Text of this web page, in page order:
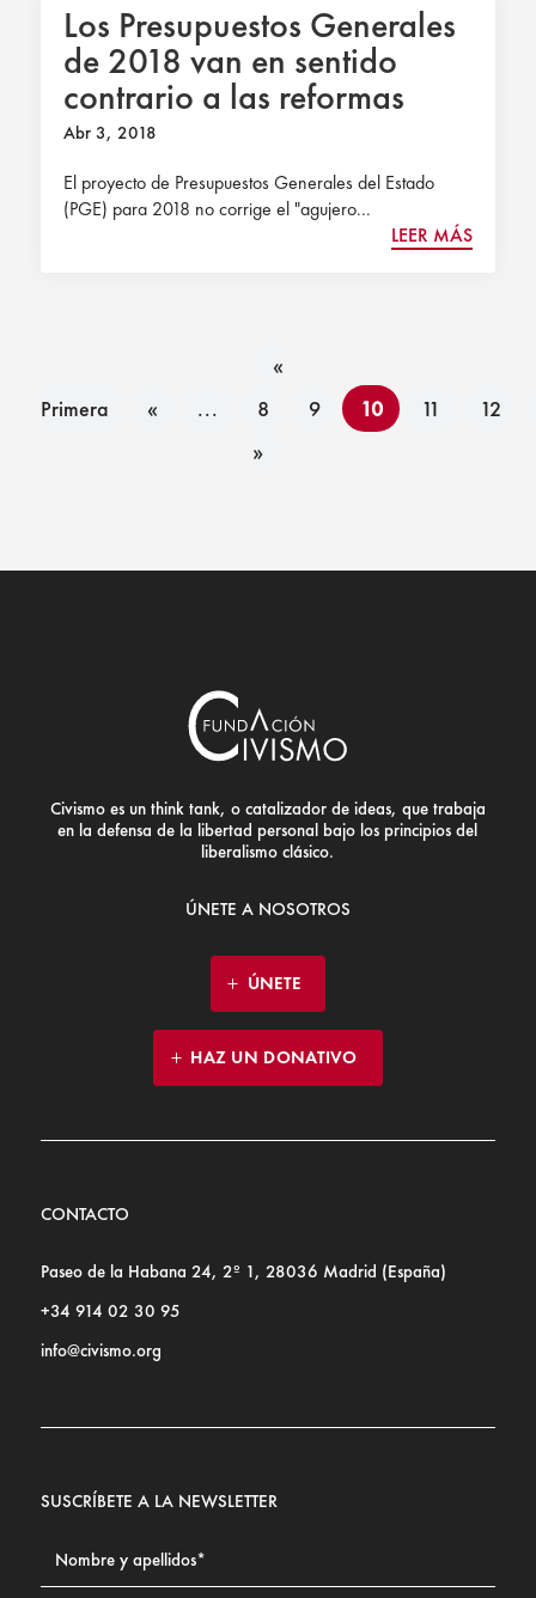
Los Presupuestos Generales
de 2018 van en sentido
contrario a las reformas
necesarias, según Civismo.
Norbolsa
Abr 3, 2018
El proyecto de Presupuestos Generales del Estado
(PGE) para 2018 no corrige el "agujero...
LEER MÁS
«
Primera
« ... 8 9 10 11
12
»
Civismo es un think tank, o catalizador de ideas, que trabaja
en la defensa de la libertad personal bajo los principios del
liberalismo clásico.
ÚNETE A NOSOTROS
ÚNETE
HAZ UN DONATIVO
CONTACTO
Paseo de la Habana 24, 2º 1, 28036 Madrid (España)
+34 914 02 30 95
info@civismo.org
SUSCRÍBETE A LA NEWSLETTER